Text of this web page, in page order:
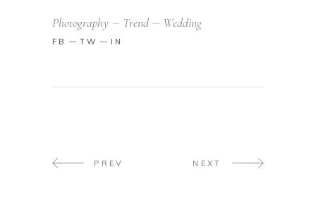
Photography Trend Wedding
FB TW IN
PREV NEXT